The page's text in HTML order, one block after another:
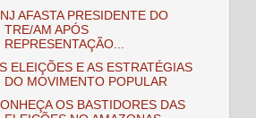
AFASTA PRESIDENTE DO
TRE/AM APÓS
REPRESENTAÇÃO...
ELEIÇÕES E AS ESTRATÉGIAS
DO MOVIMENTO POPULAR
OS BASTIDORES DAS